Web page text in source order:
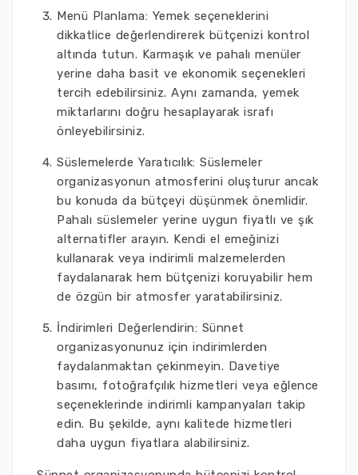
Menü Planlama: Yemek seçeneklerini
dikkatlice değerlendirerek bütçenizi kontrol
altında tutun. Karmaşık ve pahalı menüler
yerine daha basit ve ekonomik seçenekleri
tercih edebilirsiniz. Aynı zamanda, yemek
miktarlarını doğru hesaplayarak israfı
önleyebilirsiniz.
Süslemelerde Yaratıcılık: Süslemeler
organizasyonun atmosferini oluşturur ancak
bu konuda da bütçeyi düşünmek önemlidir.
Pahalı süslemeler yerine uygun fiyatlı ve şık
alternatifler arayın. Kendi el emeğinizi
kullanarak veya indirimli malzemelerden
faydalanarak hem bütçenizi koruyabilir hem
de özgün bir atmosfer yaratabilirsiniz.
İndirimleri Değerlendirin: Sünnet
organizasyonunuz için indirimlerden
faydalanmaktan çekinmeyin. Davetiye
basımı, fotoğrafçılık hizmetleri veya eğlence
seçeneklerinde indirimli kampanyaları takip
edin. Bu şekilde, aynı kalitede hizmetleri
daha uygun fiyatlara alabilirsiniz.